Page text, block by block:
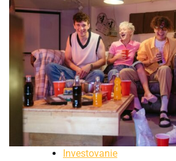
Investovanie